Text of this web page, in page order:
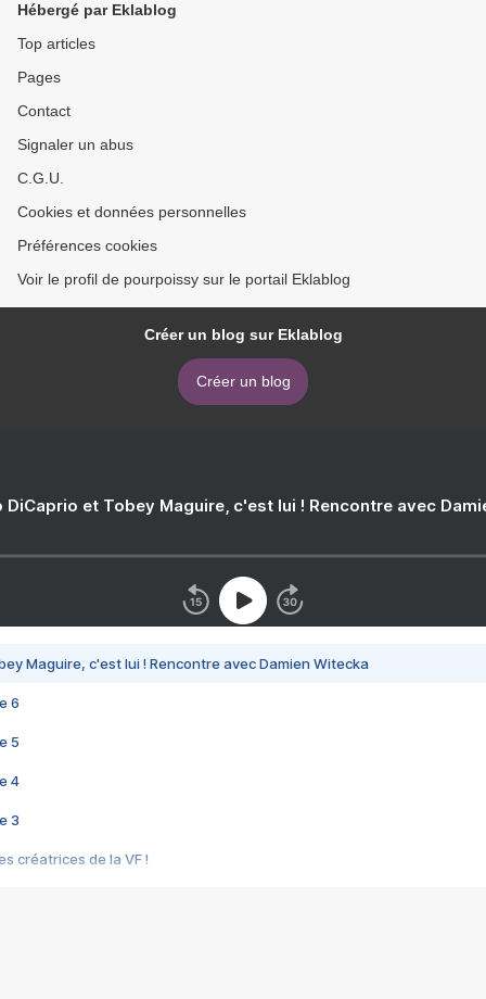
Hébergé par Eklablog
Top articles
Pages
Contact
Signaler un abus
C.G.U.
Cookies et données personnelles
Préférences cookies
Voir le profil de pourpoissy sur le portail Eklablog
Créer un blog sur Eklablog
Créer un blog
DiCaprio et Tobey Maguire, c'est lui ! Rencontre avec
Maguire, c'est lui ! Rencontre avec Damien Witecka
6
5
4
3
créatrices de la VF !